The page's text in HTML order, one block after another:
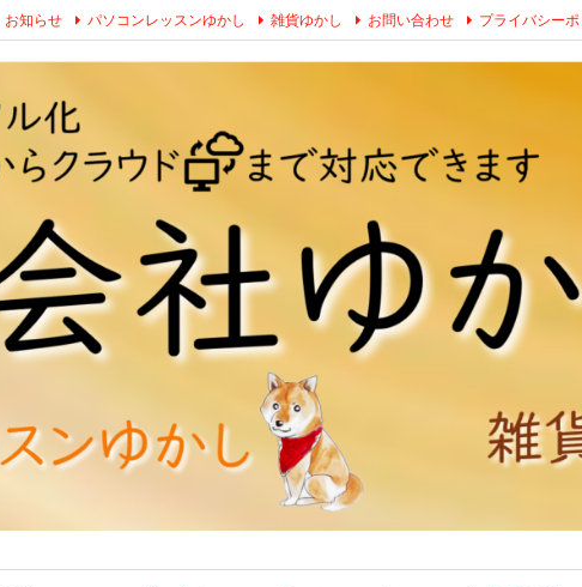
お知らせ パソコンレッスンゆかし 雑貨ゆかし お問い合わせ プライバシー